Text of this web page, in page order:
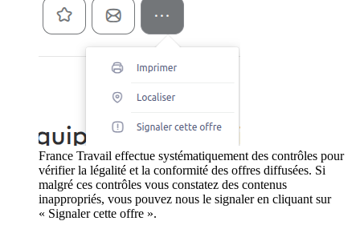
France Travail effectue systématiquement des contrôles pour
vérifier la légalité et la conformité des offres diffusées. Si
malgré ces contrôles vous constatez des contenus
inappropriés, vous pouvez nous le signaler en cliquant sur
« Signaler cette offre ».